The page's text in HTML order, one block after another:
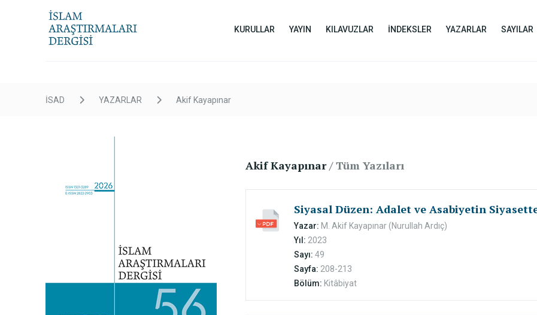
KURULLAR YAYIN KILAVUZLAR İNDEKSLER YAZARLAR SAYILAR
İSAD YAZARLAR Akif Kayapınar
Akif Kayapınar/ Tüm Yazıları
Siyasal Düzen: Adalet ve Asabiyetin
Yazar: M. Akif Kayapınar (Nurullah Ardıç)
Yıl: 2023
Sayı: 49
Sayfa: 208-213
Bölüm: Kitâbiyat